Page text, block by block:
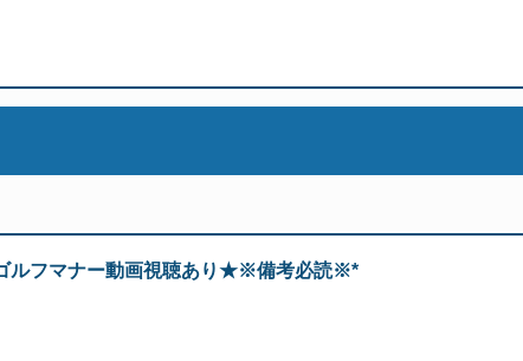
ルフマナー動画視聴あり★※備考必読※*